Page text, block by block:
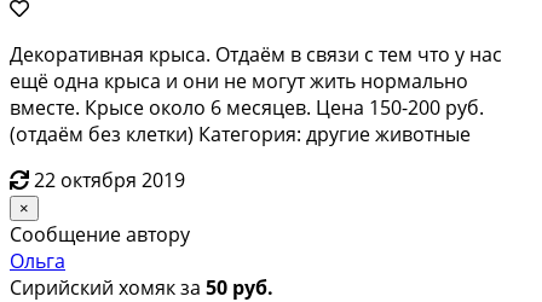
Декоративная крыса. Отдаём в связи с тем что у нас
ещё одна крыса и они не могут жить нормально
вместе. Крысе около 6 месяцев. Цена 150-200 руб.
(отдаём без клетки) Категория: другие животные
22 октября 2019
×
Сообщение автору
Ольга
Сирийский хомяк за 50 руб.